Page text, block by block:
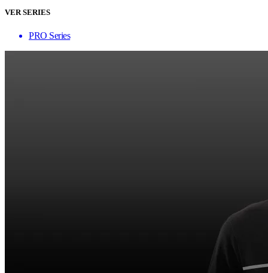
VER SERIES
PRO Series